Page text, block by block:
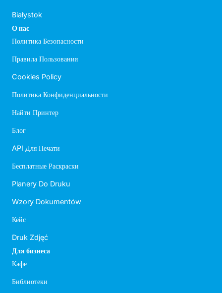
Białystok
О нас
Политика Безопасности
Правила Пользования
Cookies Policy
Политика Конфиденциальности
Найти Принтер
Блог
API Для Печати
Бесплатные Раскраски
Planery Do Druku
Wzory Dokumentów
Кейс
Druk Zdjęć
Для бизнеса
Кафе
Библиотеки